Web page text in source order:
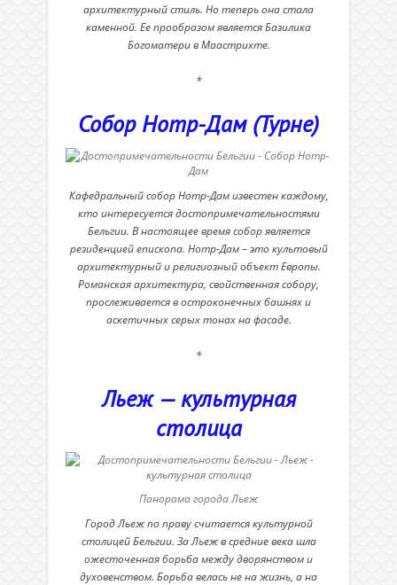
архитектурный стиль. Но теперь она стала
каменной. Ее прообразом является Базилика
Богоматери в Маастрихте.
*
Собор Нотр-Дам (Турне)
Кафедральный собор Нотр-Дам известен каждому,
кто интересуется достопримечательностями
Бельгии. В настоящее время собор является
резиденцией епископа. Нотр-Дам – это культовый
архитектурный и религиозный объект Европы.
Романская архитектура, свойственная собору,
прослеживается в остроконечных башнях и
аскетичных серых тонах на фасаде.
*
Льеж — культурная
столица
Панорама города Льеж
Город Льеж по праву считается культурной
столицей Бельгии. За Льеж в средние века шла
ожесточенная борьба между дворянством и
духовенством. Борьба велась не на жизнь, а на